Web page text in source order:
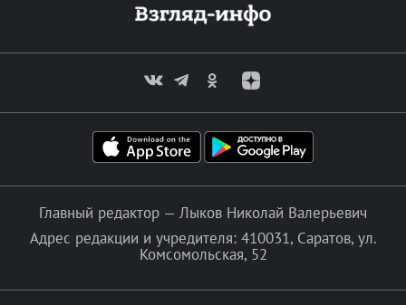
Главный редактор — Лыков Николай Валерьевич
Адрес редакции и учредителя: 410031, Саратов, ул.
Комсомольская, 52